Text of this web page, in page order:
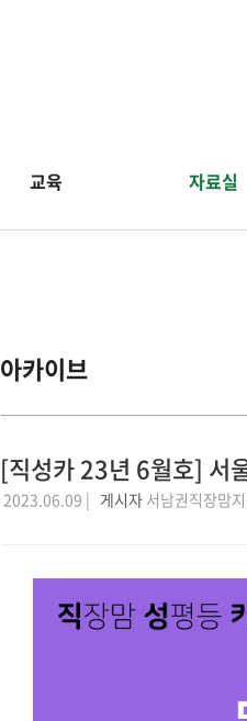
교육 자료실
아카이브
[직성카 23년 6월호] 서
2023.06.09 | 게시자서남권직장맘